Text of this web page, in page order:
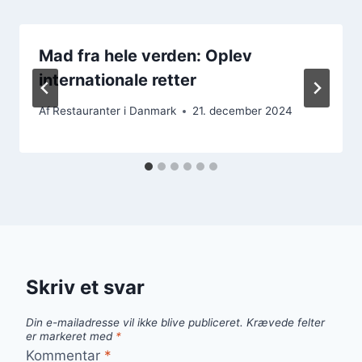
Mad fra hele verden: Oplev
internationale retter
AfRestauranter i Danmark 21. december 2024
Skriv et svar
Din e-mailadresse vil ikke blive publiceret. Krævede felter
er markeret med *
Kommentar *